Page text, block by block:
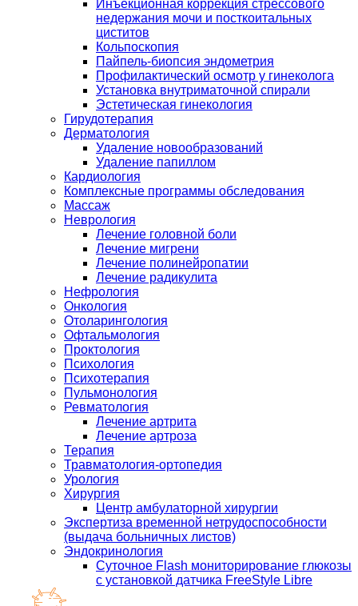
Инъекционная коррекция стрессового
недержания мочи и посткоитальных
циститов
Кольпоскопия
Пайпель-биопсия эндометрия
Профилактический осмотр у гинеколога
Установка внутриматочной спирали
Эстетическая гинекология
Гирудотерапия
Дерматология
Удаление новообразований
Удаление папиллом
Кардиология
Комплексные программы обследования
Массаж
Неврология
Лечение головной боли
Лечение мигрени
Лечение полинейропатии
Лечение радикулита
Нефрология
Онкология
Отоларингология
Офтальмология
Проктология
Психология
Психотерапия
Пульмонология
Ревматология
Лечение артрита
Лечение артроза
Терапия
Травматология-ортопедия
Урология
Хирургия
Центр амбулаторной хирургии
Экспертиза временной нетрудоспособности
(выдача больничных листов)
Эндокринология
Суточное Flash мониторирование глюкозы
с установкой датчика FreeStyle Libre